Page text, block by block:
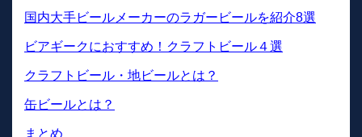
国内大手ビールメーカーのラガービールを紹介8選
ビアギークにおすすめ！クラフトビール４選
クラフトビール・地ビールとは？
缶ビールとは？
まとめ